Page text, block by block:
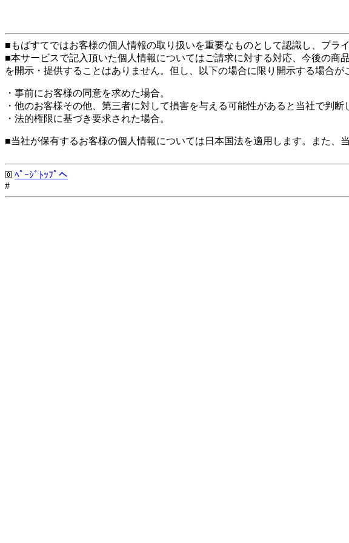
■もばすてではお客様の個人情報の取り扱いを重要なものとして認識し、プラ
■本サービスで記入頂いた個人情報についてはご請求に対する対応、今後の
を開示・提供することはありません。但し、以下の場合に限り開示する場合が
・事前にお客様の同意を求めた場合。
・他のお客様その他、第三者に対して損害を与える可能性があると当社で判断
・法的権限に基づき要求された場合。
■当社が保有するお客様の個人情報については日本国法を適用します。また、
ﾍﾟｰｼﾞﾄｯﾌﾟへ
#